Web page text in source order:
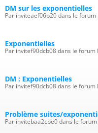
DM sur les exponentielles
Par inviteaef06b20 dans le
Exponentielles
Par invitef90dcb08 dans le
DM : Exponentielles
Par invitef90dcb08 dans le
Problème suites/
Par invitebaa2cbe0 dans le